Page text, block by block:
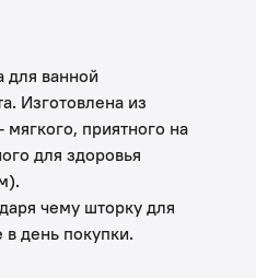
для ванной
Изготовлена из
приятного на
для здоровья
чему шторку для
день покупки.